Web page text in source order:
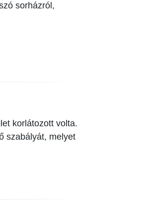
sorházról,
korlátozott volta.
szabályát, melyet